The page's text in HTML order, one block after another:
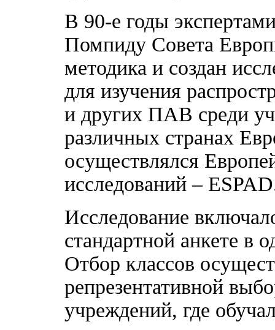
В 90-е годы
Помпиду Совета
методика и создан
для изучения
и других ПАВ среди
различных странах
осуществлялся
исследований –
Исследование
стандартной анкете в
Отбор классов
репрезентативной
учреждений, где